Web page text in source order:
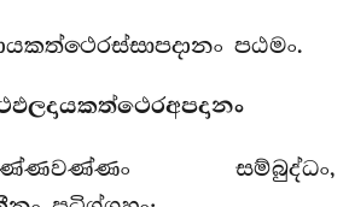
පඨමං.
සම්බුද්ධං,